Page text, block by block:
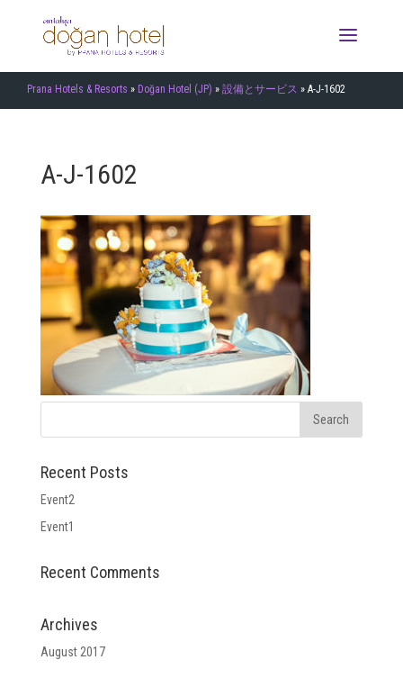
Prana Hotels & Resorts » Doğan Hotel (JP) » 設備とサービス » A-J-1602
A-J-1602
Recent Posts
Event2
Event1
Recent Comments
Archives
August 2017